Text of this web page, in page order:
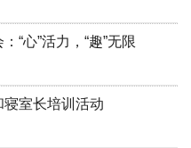
“心”活力，“趣”无限
室长培训活动